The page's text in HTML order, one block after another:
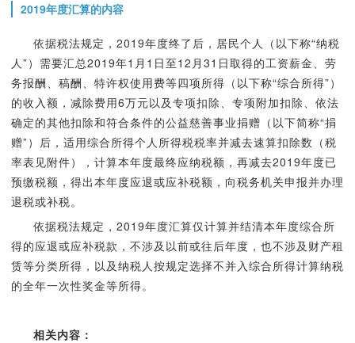
2019年度汇算的内容
依据税法规定，2019年度终了后，居民个人（以下称“纳税
人”）需要汇总2019年1月1日至12月31日取得的工资薪金、劳
务报酬、稿酬、特许权使用费等四项所得（以下称“综合所得”）
的收入额，减除费用6万元以及专项扣除、专项附加扣除、依法
确定的其他扣除和符合条件的公益慈善事业捐赠（以下简称“捐
赠”）后，适用综合所得个人所得税税率并减去速算扣除数（税
率表见附件），计算本年度最终应纳税额，再减去2019年度已
预缴税额，得出本年度应退或应补税额，向税务机关申报并办理
退税或补税。
依据税法规定，2019年度汇算仅计算并结清本年度综合所
得的应退或应补税款，不涉及以前或往后年度，也不涉及财产租
赁等分类所得，以及纳税人按规定选择不并入综合所得计算纳税
的全年一次性奖金等所得。
相关内容：